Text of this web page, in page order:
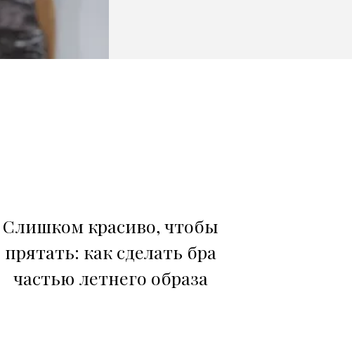
Слишком красиво, чтобы
прятать: как сделать бра
частью летнего образа